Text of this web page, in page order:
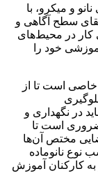
و میکرو، با
سطح آگاهی و
کار در محیط‌های
خود را
خاصی است تا از
در نگهداری و
ضروری است تا
مختص آن‌ها
نوع نانوماده
به کارکنان آموزش